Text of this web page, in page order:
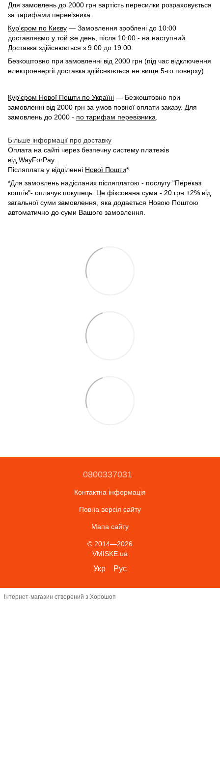
Для замовлень до 2000 грн вартість пересилки розраховується
за тарифами перевізника.
Кур'єром по Києву — Замовлення зроблені до 10:00
доставляємо у той же день, після 10:00 - на наступний.
Доставка здійснюється з 9:00 до 19:00.
Безкоштовно при замовленні від 2000 грн (під час відключення
електроенергії доставка здійснюється не вище 5-го поверху).
Кур'єром Нової Пошти по Україні — Безкоштовно при
замовленні від 2000 грн за умов повної оплати заказу. Для
замовлень до 2000 - по тарифам перевізника
Більше інформації про доставку
Оплата на сайті через безпечну систему платежів
від WayForPay.
Післяплата у відділенні Нової Пошти*
*Для замовлень надісланих післяплатою - послугу "Переказ
коштів"- оплачує покупець. Це фіксована сума - 20 грн +2% від
загальної суми замовлення, яка додається Новою Поштою
автоматично до суми Вашого замовлення.
0800337031
Контактна інформація
Повна версія сайту
Мапа сайту
© 2014—2026
VMISKE.ua
Укр Рус
Інтернет-магазин створений з Хорошоп